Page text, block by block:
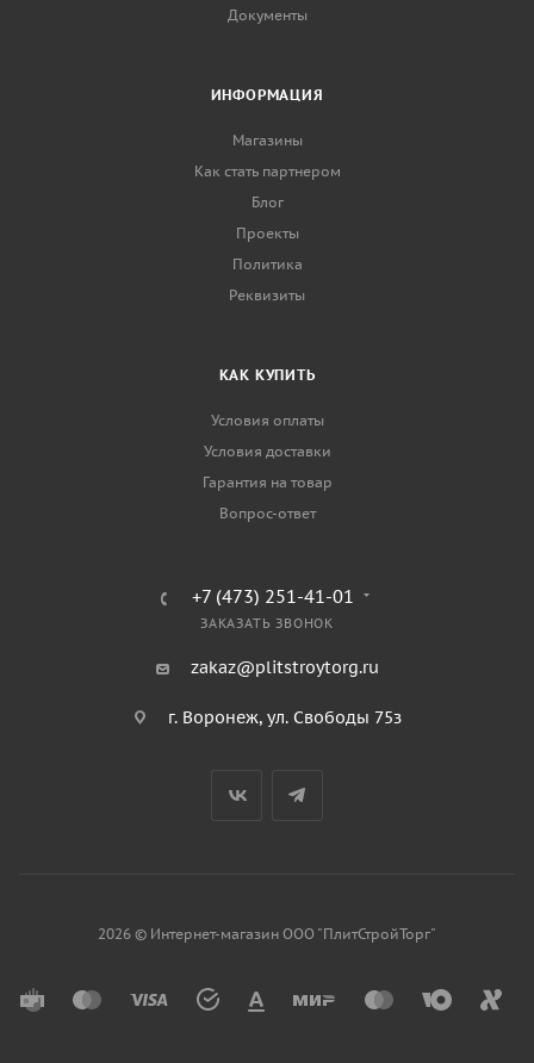
Документы
ИНФОРМАЦИЯ
Магазины
Как стать партнером
Блог
Проекты
Политика
Реквизиты
КАК КУПИТЬ
Условия оплаты
Условия доставки
Гарантия на товар
Вопрос-ответ
+7 (473) 251-41-01
ЗАКАЗАТЬ ЗВОНОК
zakaz@plitstroytorg.ru
г. Воронеж, ул. Свободы 75з
2026 © Интернет-магазин ООО "ПлитСтройТорг"